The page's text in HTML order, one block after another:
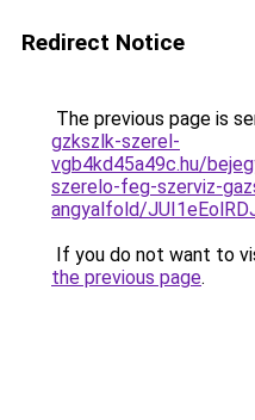
Redirect Notice
The previous page is
gzkszlk-szerel-
vgb4kd45a49c.hu/
szerelo-feg-szerviz-
angyalfold/
If you do not want to
the previous page.